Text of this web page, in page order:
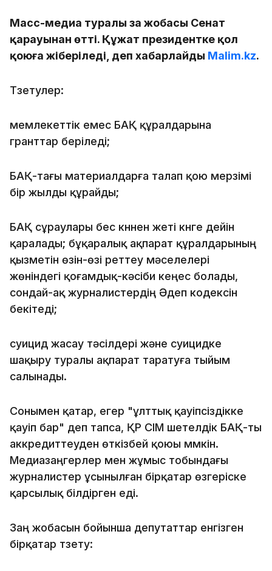
Масс-медиа туралы заң жобасы Сенат
қарауынан өтті. Құжат президентке қол
қоюға жіберіледі, деп хабарлайды Malim.kz.
Түзетулер:
мемлекеттік емес БАҚ құралдарына
гранттар беріледі;
БАҚ-тағы материалдарға талап қою мерзімі
бір жылды құрайды;
БАҚ сұраулары бес күннен жеті күнге дейін
қаралады; бұқаралық ақпарат құралдарының
қызметін өзін-өзі реттеу мәселелері
жөніндегі қоғамдық-кәсіби кеңес болады,
сондай-ақ журналистердің Әдеп кодексін
бекітеді;
суицид жасау тәсілдері және суицидке
шақыру туралы ақпарат таратуға тыйым
салынады.
Сонымен қатар, егер "ұлттық қауіпсіздікке
қауіп бар" деп тапса, ҚР СІМ шетелдік БАҚ-ты
аккредиттеуден өткізбей қоюы мүмкін.
Медиазаңгерлер мен жұмыс тобындағы
журналистер ұсынылған бірқатар өзгеріске
қарсылық білдірген еді.
Заң жобасын бойынша депутаттар енгізген
бірқатар түзету: